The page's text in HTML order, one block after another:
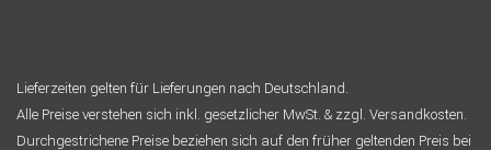
Lieferzeiten gelten für Lieferungen nach Deutschland.
Alle Preise verstehen sich inkl. gesetzlicher MwSt. & zzgl. Versandkosten.
Durchgestrichene Preise beziehen sich auf den früher geltenden Preis bei